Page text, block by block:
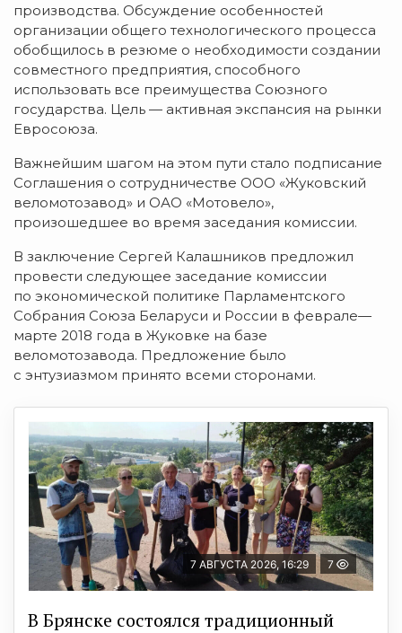
производства. Обсуждение особенностей
организации общего технологического процесса
обобщилось в резюме о необходимости создании
совместного предприятия, способного
использовать все преимущества Союзного
государства. Цель — активная экспансия на рынки
Евросоюза.
Важнейшим шагом на этом пути стало подписание
Соглашения о сотрудничестве ООО «Жуковский
веломотозавод» и ОАО «Мотовело»,
произошедшее во время заседания комиссии.
В заключение Сергей Калашников предложил
провести следующее заседание комиссии
по экономической политике Парламентского
Собрания Союза Беларуси и России в феврале—
марте 2018 года в Жуковке на базе
веломотозавода. Предложение было
с энтузиазмом принято всеми сторонами.
7 АВГУСТА 2026, 16:29 7
В Брянске состоялся традиционный